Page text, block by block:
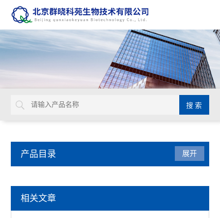
产品目录
MagVigen系列磁性纳米颗粒
展开
相关文章